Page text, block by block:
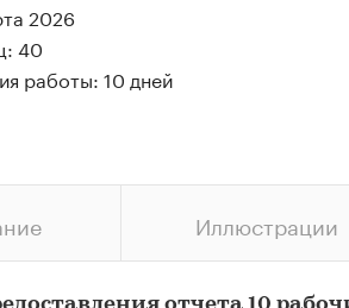
2026
40
работы: 10 дней
Иллюстрации